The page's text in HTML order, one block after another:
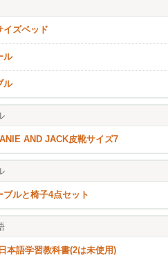
イズベッド
ル
ル
AND JACK皮靴サイズ7
ブルと椅子4点セット
本語学習教科書(2は未使用)